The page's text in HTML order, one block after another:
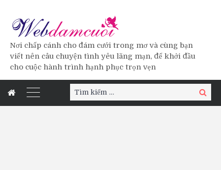
Nơi chấp cánh cho đám cưới trong mơ và cùng bạn
viết nên câu chuyện tình yêu lãng mạn, để khởi đầu
cho cuộc hành trình hạnh phục trọn vẹn
Tìm
kiếm:
Tìm
kiếm